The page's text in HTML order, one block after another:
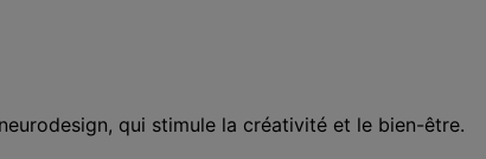
qui stimule la créativité et le bien-être.